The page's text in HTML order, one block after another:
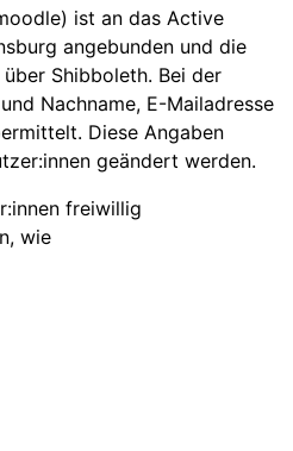
ist an das Active
angebunden und die
Shibboleth. Bei der
Nachname, E-Mailadresse
Diese Angaben
geändert werden.
freiwillig
wie